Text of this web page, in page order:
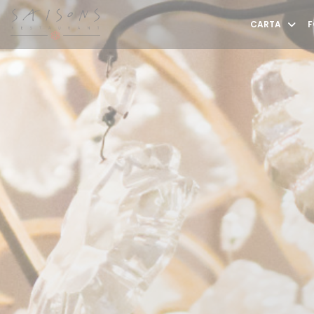
Personalización de sus opciones de cookies
CARTA